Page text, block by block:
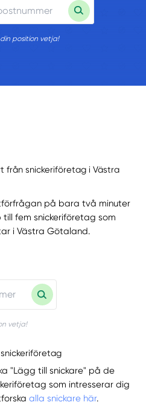
position vetja!
från snickeriföretag i Västra
på bara två minuter
fem snickeriföretag som
i Västra Götaland.
vetja!
snickeriföretag
"Lägg till snickare" på de
som intresserar dig
alla snickare här.